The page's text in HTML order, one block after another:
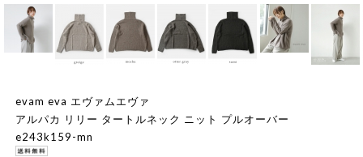
evam eva エヴァムエヴァ
アルパカ リリー タートルネック ニット プルオーバー
e243k159-mn